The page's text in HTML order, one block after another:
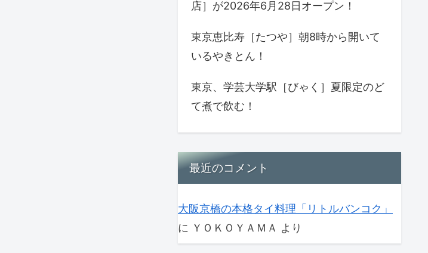
店］が2026年6月28日オープン！
東京恵比寿［たつや］朝8時から開いて
いるやきとん！
東京、学芸大学駅［びゃく］夏限定のど
て煮で飲む！
最近のコメント
大阪京橋の本格タイ料理「リトルバンコク」
に ＹＯＫＯＹＡＭＡ より